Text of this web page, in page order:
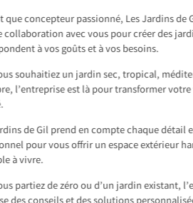
que concepteur passionné, Les Jardins de
collaboration avec vous pour créer des
à vos goûts et à vos besoins.
souhaitiez un jardin sec, tropical,
l’entreprise est là pour transformer
de Gil prend en compte chaque détail
pour vous offrir un espace extérieur
à vivre.
partiez de zéro ou d’un jardin existant,